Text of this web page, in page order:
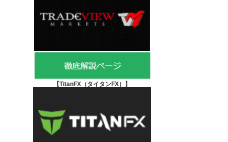
【TitanFX（タイタンFX） 】